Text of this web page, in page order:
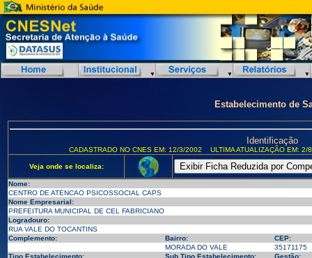
Estabelecimento de
Identificação
CADASTRADO NO CNES EM: 12/3/2002 ULTIMA ATUALIZAÇÃO EM:
Veja onde se localiza:
Nome:
CENTRO DE ATENCAO PSICOSSOCIAL CAPS
Nome Empresarial:
PREFEITURA MUNICIPAL DE CEL FABRICIANO
Logradouro:
RUA VALE DO TOCANTINS
Complemento:
Bairro:
CEP:
MORADA DO VALE
35171175
Tipo Estabelecimento:
Sub Tipo Estabelecimento:
Gestão: